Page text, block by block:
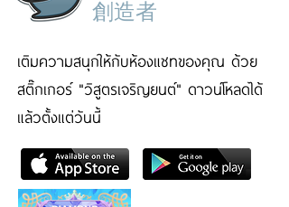
創造者
เติมความสนุกให้กับห้องแชทของคุณ ด้วย
สติ๊กเกอร์ "วิสูตรเจริญยนต์" ดาวน์โหลดได้
แล้วตั้งแต่วันนี้